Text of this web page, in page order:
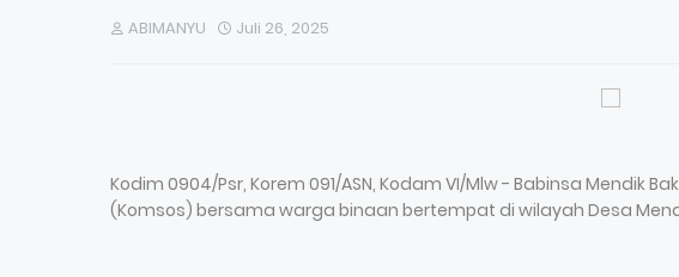
ABIMANYU Juli 26, 2025
Kodim 0904/Psr, Korem 091/ASN, Kodam VI/Mlw - Babinsa Mendik
(Komsos) bersama warga binaan bertempat di wilayah Desa